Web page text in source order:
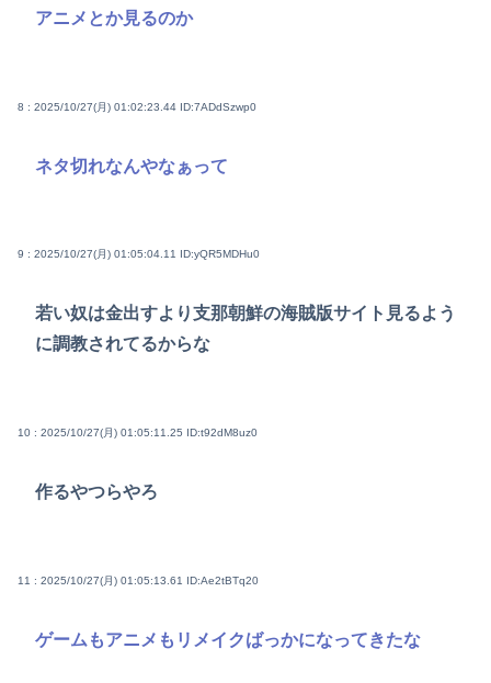
アニメとか見るのか
8 : 2025/10/27(月) 01:02:23.44 ID:7ADdSzwp0
ネタ切れなんやなぁって
9 : 2025/10/27(月) 01:05:04.11 ID:yQR5MDHu0
若い奴は金出すより支那朝鮮の海賊版サイト見るよう
に調教されてるからな
10 : 2025/10/27(月) 01:05:11.25 ID:t92dM8uz0
作るやつらやろ
11 : 2025/10/27(月) 01:05:13.61 ID:Ae2tBTq20
ゲームもアニメもリメイクばっかになってきたな